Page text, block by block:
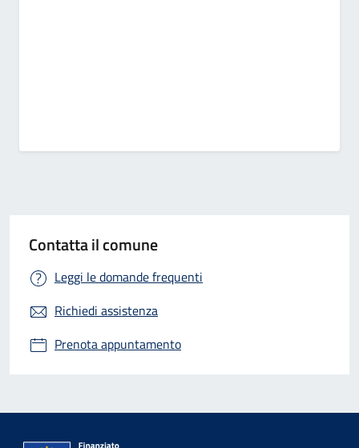
Contatta il comune
Leggi le domande frequenti
Richiedi assistenza
Prenota appuntamento